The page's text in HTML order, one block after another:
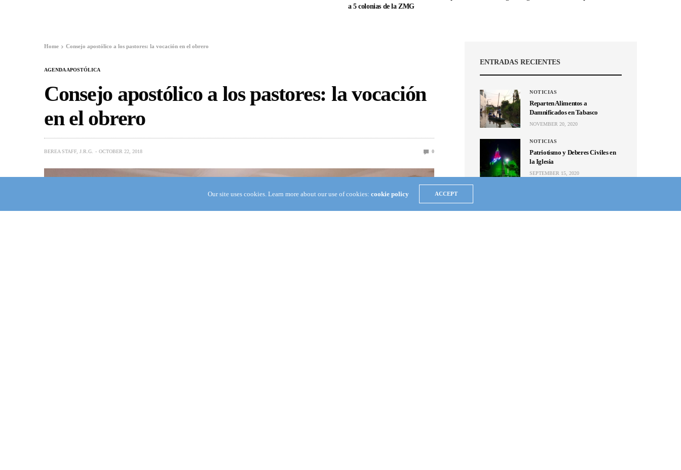
a 5 colonias de la ZMG
Home Consejo apostólico a los pastores: la vocación en el obrero
AGENDA APOSTÓLICA
Consejo apostólico a los pastores: la vocación
en el obrero
BEREA STAFF, J.R.G. OCTOBER 22, 2018 0
ENTRADAS RECIENTES
NOTICIAS
Reparten Alimentos a
Damnificados en Tabasco
NOVEMBER 20, 2020
NOTICIAS
Patriotismo y Deberes Civiles en
la Iglesia
SEPTEMBER 15, 2020
humanitaria a Hermosa
Our site uses cookies. Learn more about our use of cookies:cookie policy ACCEPT